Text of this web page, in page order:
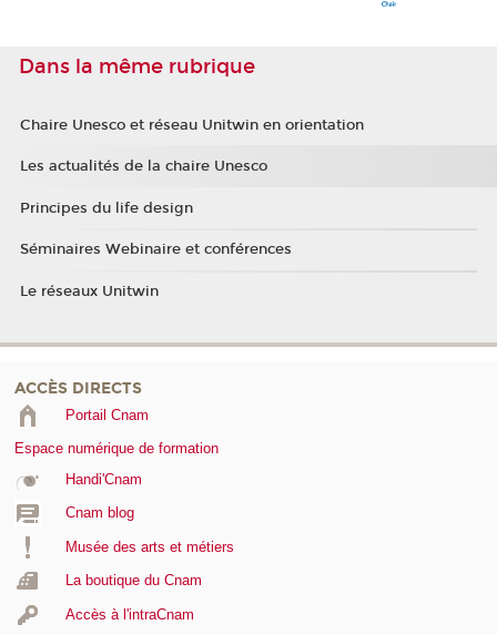
Dans la même rubrique
Chaire Unesco et réseau Unitwin en orientation
Les actualités de la chaire Unesco
Principes du life design
Séminaires Webinaire et conférences
Le réseaux Unitwin
ACCÈS DIRECTS
Portail Cnam
Espace numérique de formation
Handi'Cnam
Cnam blog
Musée des arts et métiers
La boutique du Cnam
Accès à l'intraCnam